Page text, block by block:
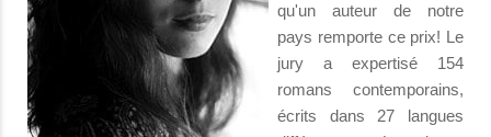
qu'un auteur de notre
pays remporte ce prix! Le
jury a expertisé 154
romans contemporains,
écrits dans 27 langues